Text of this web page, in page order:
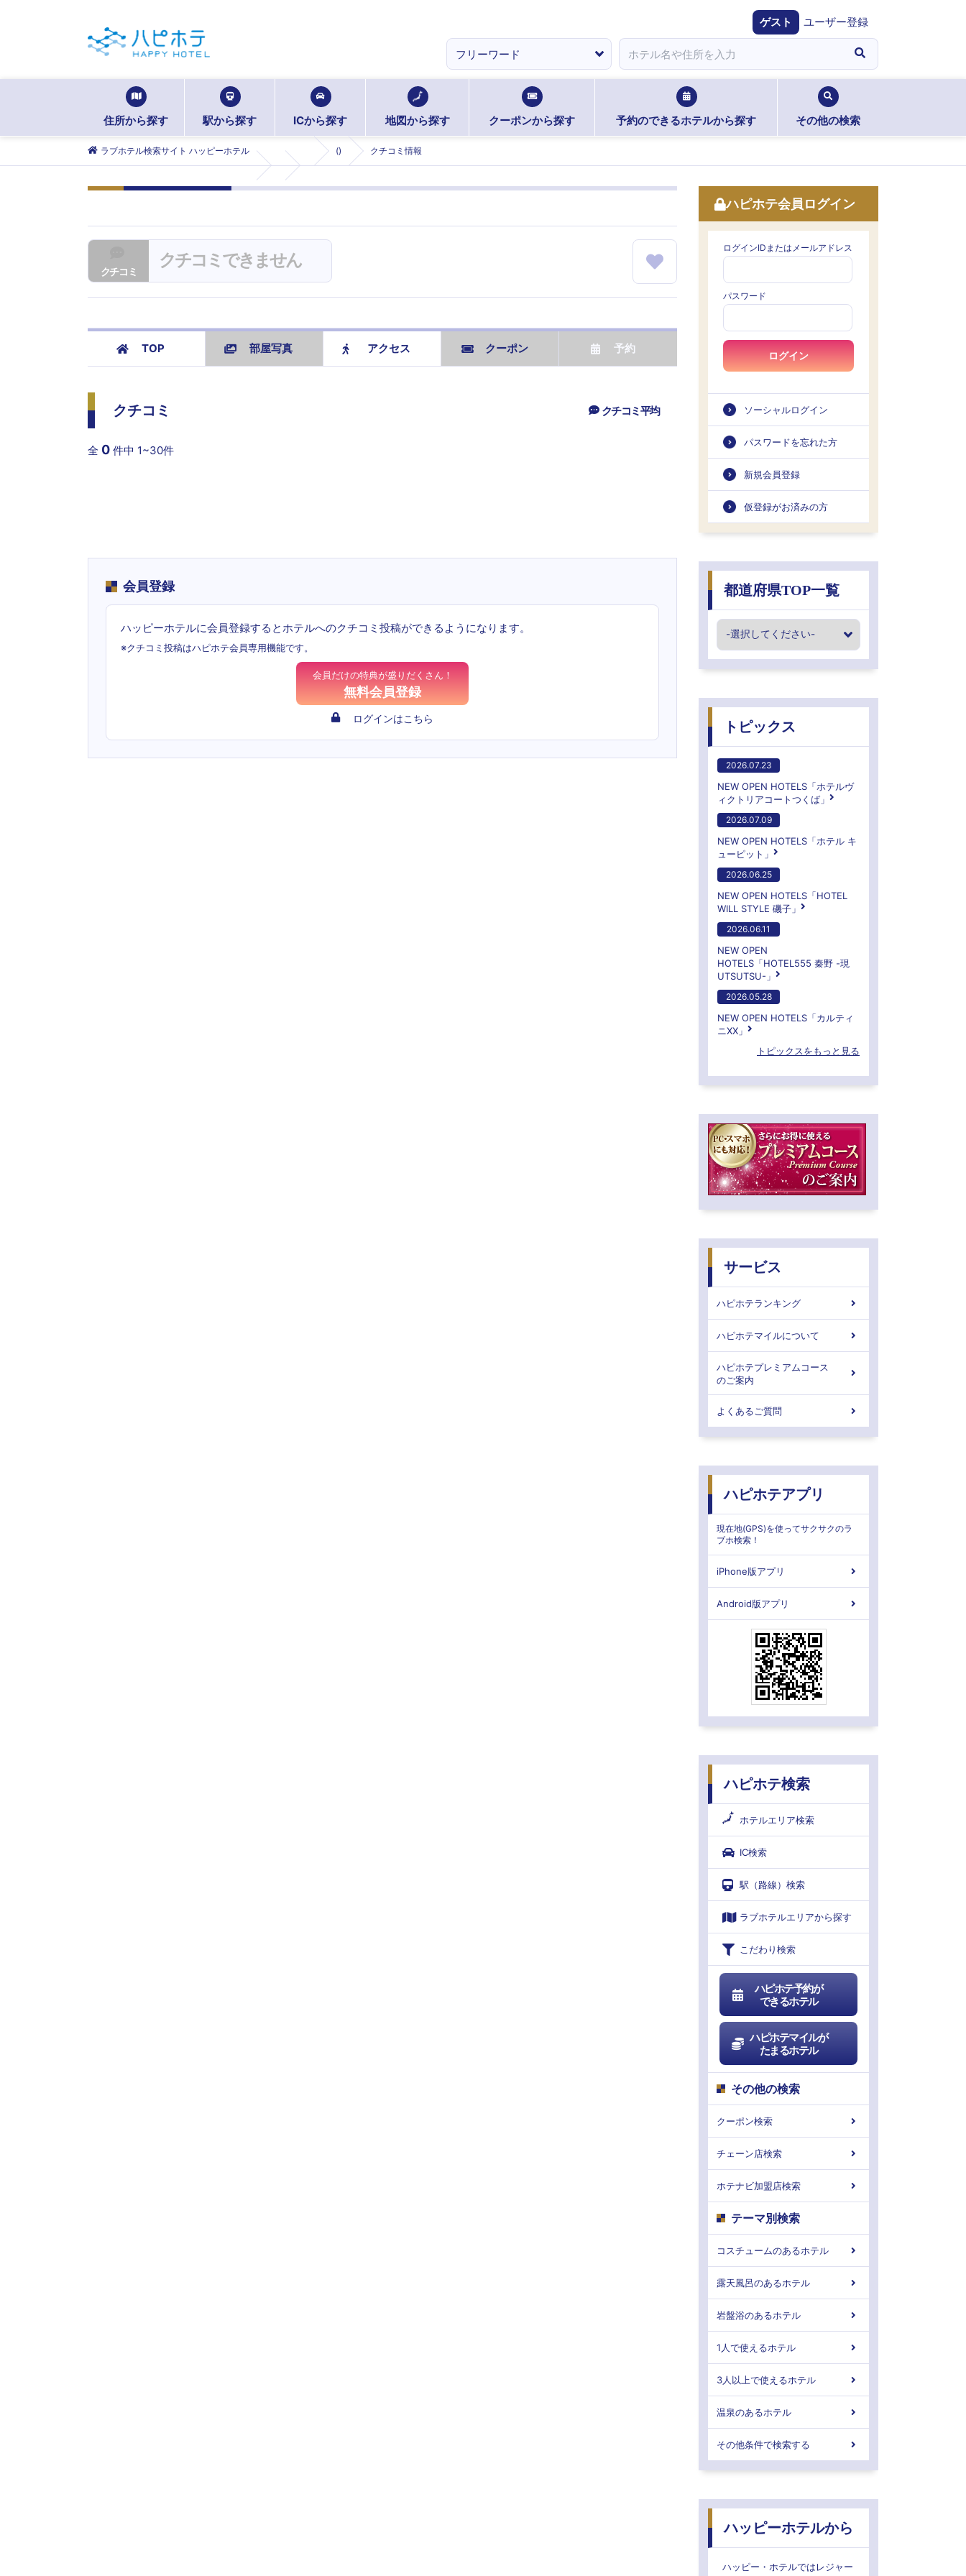
ゲスト ユーザー登録
住所から探す 駅から探す ICから探す 地図から探す クーポンから探す 予約のできるホテルから探す その他の検索
ラブホテル検索サイト ハッピーホテル () クチコミ情報
クチコミ
クチコミできません
TOP 部屋写真 アクセス クーポン 予約
クチコミ クチコミ平均
全 0 件中 1~30件
会員登録
ハッピーホテルに会員登録するとホテルへのクチコミ投稿ができるようになります。
※クチコミ投稿はハピホテ会員専用機能です。
会員だけの特典が盛りだくさん！
無料会員登録
ログインはこちら
ハピホテ会員ログイン
ログインIDまたはメールアドレス
パスワード
ログイン
ソーシャルログイン
パスワードを忘れた方
新規会員登録
仮登録がお済みの方
都道府県TOP一覧
トピックス
2026.07.23
NEW OPEN HOTELS「ホテルヴ
ィクトリアコートつくば」
2026.07.09
NEW OPEN HOTELS「ホテル キ
ューピット」
2026.06.25
NEW OPEN HOTELS「HOTEL
WILL STYLE 磯子」
2026.06.11
NEW OPEN
HOTELS「HOTEL555 秦野 -現
UTSUTSU-」
2026.05.28
NEW OPEN HOTELS「カルティ
ニXX」
トピックスをもっと見る
サービス
ハピホテランキング
ハピホテマイルについて
ハピホテプレミアムコース
のご案内
よくあるご質問
ハピホテアプリ
現在地(GPS)を使ってサクサクのラ
ブホ検索！
iPhone版アプリ
Android版アプリ
ハピホテ検索
ホテルエリア検索
IC検索
駅（路線）検索
ラブホテルエリアから探す
こだわり検索
ハピホテ予約が
できるホテル
ハピホテマイルが
たまるホテル
その他の検索
クーポン検索
チェーン店検索
ホテナビ加盟店検索
テーマ別検索
コスチュームのあるホテル
露天風呂のあるホテル
岩盤浴のあるホテル
1人で使えるホテル
3人以上で使えるホテル
温泉のあるホテル
その他条件で検索する
ハッピーホテルから
ハッピー・ホテルではレジャー